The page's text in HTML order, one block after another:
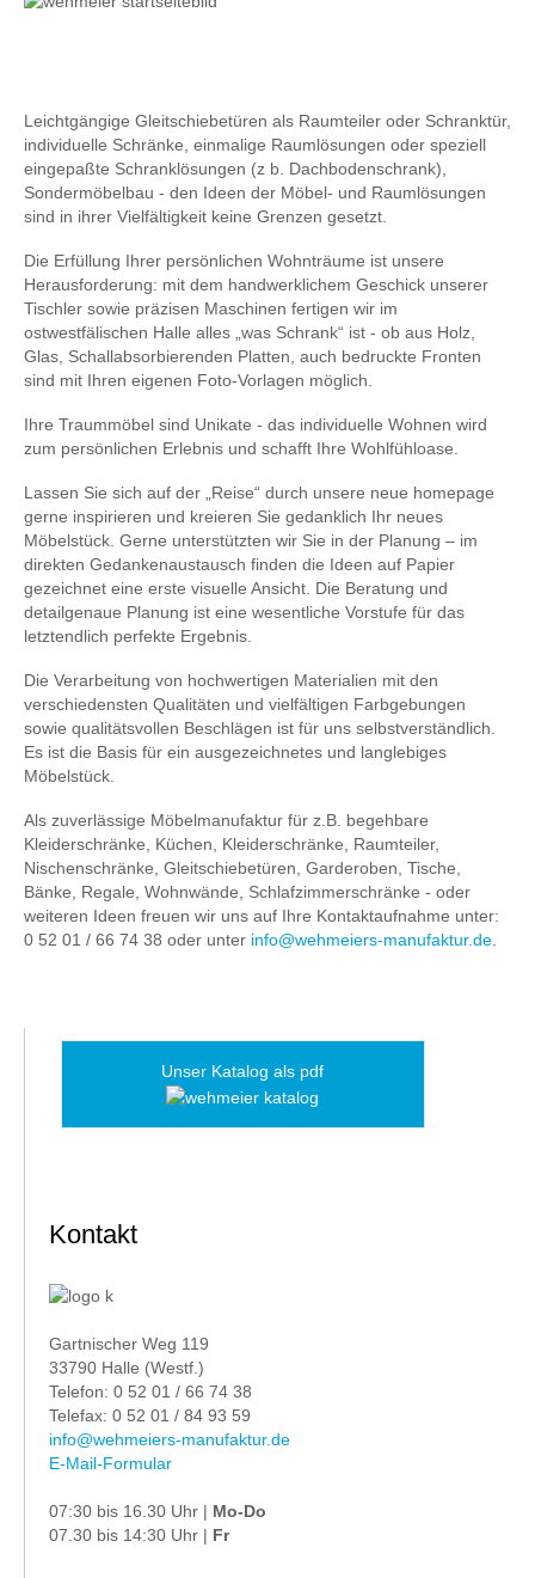
Leichtgängige Gleitschiebetüren als Raumteiler oder Schranktür,
individuelle Schränke, einmalige Raumlösungen oder speziell
eingepaßte Schranklösungen (z b. Dachbodenschrank),
Sondermöbelbau - den Ideen der Möbel- und Raumlösungen
sind in ihrer Vielfältigkeit keine Grenzen gesetzt.
Die Erfüllung Ihrer persönlichen Wohnträume ist unsere
Herausforderung: mit dem handwerklichem Geschick unserer
Tischler sowie präzisen Maschinen fertigen wir im
ostwestfälischen Halle alles „was Schrank“ ist - ob aus Holz,
Glas, Schallabsorbierenden Platten, auch bedruckte Fronten
sind mit Ihren eigenen Foto-Vorlagen möglich.
Ihre Traummöbel sind Unikate - das individuelle Wohnen wird
zum persönlichen Erlebnis und schafft Ihre Wohlfühloase.
Lassen Sie sich auf der „Reise“ durch unsere neue homepage
gerne inspirieren und kreieren Sie gedanklich Ihr neues
Möbelstück. Gerne unterstützten wir Sie in der Planung – im
direkten Gedankenaustausch finden die Ideen auf Papier
gezeichnet eine erste visuelle Ansicht. Die Beratung und
detailgenaue Planung ist eine wesentliche Vorstufe für das
letztendlich perfekte Ergebnis.
Die Verarbeitung von hochwertigen Materialien mit den
verschiedensten Qualitäten und vielfältigen Farbgebungen
sowie qualitätsvollen Beschlägen ist für uns selbstverständlich.
Es ist die Basis für ein ausgezeichnetes und langlebiges
Möbelstück.
Als zuverlässige Möbelmanufaktur für z.B. begehbare
Kleiderschränke, Küchen, Kleiderschränke, Raumteiler,
Nischenschränke, Gleitschiebetüren, Garderoben, Tische,
Bänke, Regale, Wohnwände, Schlafzimmerschränke - oder
weiteren Ideen freuen wir uns auf Ihre Kontaktaufnahme unter:
0 52 01 / 66 74 38 oder unter info@wehmeiers-manufaktur.de.
Unser Katalog als pdf
Kontakt
Gartnischer Weg 119
33790 Halle (Westf.)
Telefon: 0 52 01 / 66 74 38
Telefax: 0 52 01 / 84 93 59
info@wehmeiers-manufaktur.de
E-Mail-Formular
07:30 bis 16.30 Uhr | Mo-Do
07.30 bis 14:30 Uhr | Fr